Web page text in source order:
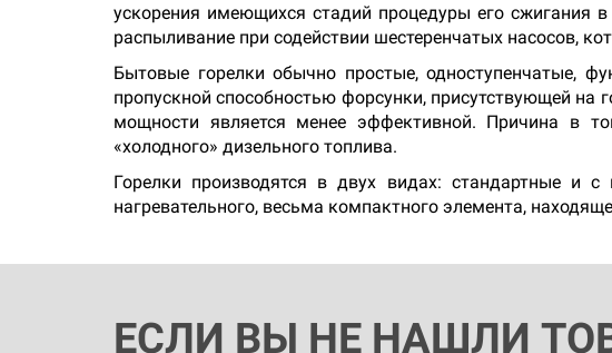
ускорения имеющихся стадий процедуры его сжигания
распыливание при содействии шестеренчатых насосов,
Бытовые горелки обычно простые, одноступенчатые,
пропускной способностью форсунки, присутствующей на
мощности является менее эффективной. Причина в
«холодного» дизельного топлива.
Горелки производятся в двух видах: стандартные и с
нагревательного, весьма компактного элемента,
ЕСЛИ ВЫ НЕ НАШЛИ